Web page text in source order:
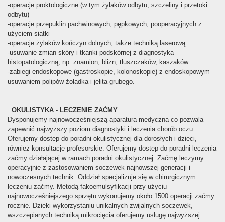
-operacje proktologiczne (w tym żylaków odbytu, szczeliny i przetoki
odbytu)
-operacje przepuklin pachwinowych, pępkowych, pooperacyjnych z
użyciem siatki
-operacje żylaków kończyn dolnych, także techniką laserową
-usuwanie zmian skóry i tkanki podskórnej z diagnostyką
histopatologiczną, np. znamion, blizn, tłuszczaków, kaszaków
-zabiegi endoskopowe (gastroskopie, kolonoskopie) z endoskopowym
usuwaniem polipów żołądka i jelita grubego.
OKULISTYKA - LECZENIE ZAĆMY
Dysponujemy najnowocześniejszą aparaturą medyczną co pozwala
zapewnić najwyższy poziom diagnostyki i leczenia chorób oczu.
Oferujemy dostęp do poradni okulistycznej dla dorosłych i dzieci,
również konsultacje profesorskie. Oferujemy dostęp do poradni leczenia
zaćmy działającej w ramach poradni okulistycznej. Zaćmę leczymy
operacyjnie z zastosowaniem soczewek najnowszej generacji i
nowoczesnych technik. Oddział specjalizuje się w chirurgicznym
leczeniu zaćmy. Metodą fakoemulsyfikacji przy użyciu
najnowocześniejszego sprzętu wykonujemy około 1500 operacji zaćmy
rocznie. Dzięki wykorzystaniu unikalnych zwijalnych soczewek,
wszczepianych techniką mikrocięcia oferujemy usługę najwyższej